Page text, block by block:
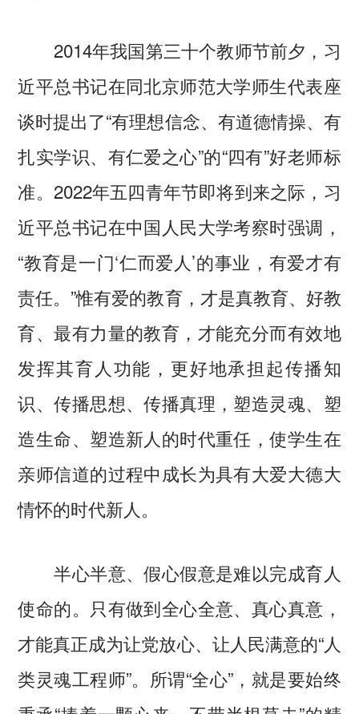
2014年我国第三十个教师节前夕，习
近平总书记在同北京师范大学师生代表座
谈时提出了“有理想信念、有道德情操、有
扎实学识、有仁爱之心”的“四有”好老师标
准。2022年五四青年节即将到来之际，习
近平总书记在中国人民大学考察时强调，
“教育是一门‘仁而爱人’的事业，有爱才有
责任。”惟有爱的教育，才是真教育、好教
育、最有力量的教育，才能充分而有效地
发挥其育人功能，更好地承担起传播知
识、传播思想、传播真理，塑造灵魂、塑
造生命、塑造新人的时代重任，使学生在
亲师信道的过程中成长为具有大爱大德大
情怀的时代新人。
半心半意、假心假意是难以完成育人
使命的。只有做到全心全意、真心真意，
才能真正成为让党放心、让人民满意的“人
类灵魂工程师”。所谓“全心”，就是要始终